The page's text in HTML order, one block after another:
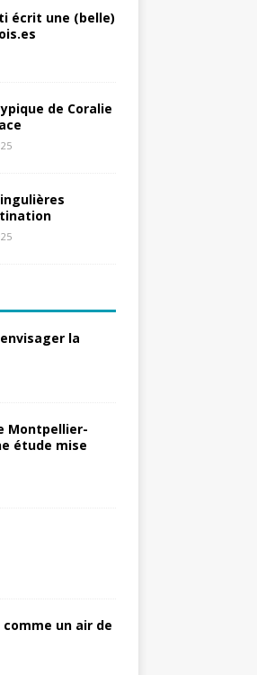
écrit une (belle)
de Coralie
la
Montpellier-
étude mise
comme un air de